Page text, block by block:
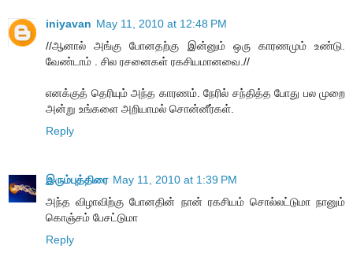
iniyavan May 11, 2010 at 12:48 PM
//ஆனால் அங்கு போனதற்கு இன்னும் ஒரு காரணமும் உண்டு.
வேண்டாம் . சில ரசனைகள் ரகசியமானவை.//
எனக்குத் தெரியும் அந்த காரணம். நேரில் சந்தித்த போது பல முறை
அன்று உங்களை அறியாமல் சொன்னீர்கள்.
Reply
இரும்புத்திரை May 11, 2010 at 1:39 PM
அந்த விழாவிற்கு போனதின் நான் ரகசியம் சொல்லட்டுமா நானும்
கொஞ்சம் பேசட்டுமா
Reply